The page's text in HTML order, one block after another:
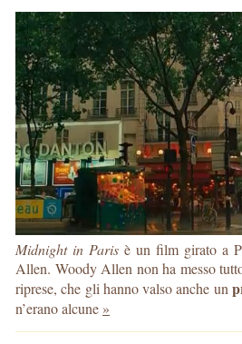
Midnight in Paris è un film girato a
Allen. Woody Allen non ha messo
riprese, che gli hanno valso anche un
n’erano alcune »